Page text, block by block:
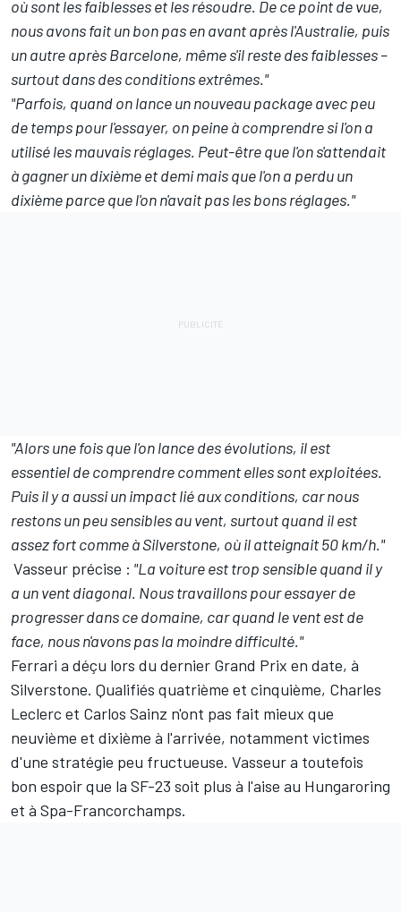
où sont les faiblesses et les résoudre. De ce point de vue,
nous avons fait un bon pas en avant après l'Australie, puis
un autre après Barcelone, même s'il reste des faiblesses –
surtout dans des conditions extrêmes."
"Parfois, quand on lance un nouveau package avec peu
de temps pour l'essayer, on peine à comprendre si l'on a
utilisé les mauvais réglages. Peut-être que l'on s'attendait
à gagner un dixième et demi mais que l'on a perdu un
dixième parce que l'on n'avait pas les bons réglages."
"Alors une fois que l'on lance des évolutions, il est
essentiel de comprendre comment elles sont exploitées.
Puis il y a aussi un impact lié aux conditions, car nous
restons un peu sensibles au vent, surtout quand il est
assez fort comme à Silverstone, où il atteignait 50 km/h."
Vasseur précise : "La voiture est trop sensible quand il y
a un vent diagonal. Nous travaillons pour essayer de
progresser dans ce domaine, car quand le vent est de
face, nous n'avons pas la moindre difficulté."
Ferrari a déçu lors du dernier Grand Prix en date, à
Silverstone. Qualifiés quatrième et cinquième, Charles
Leclerc et Carlos Sainz n'ont pas fait mieux que
neuvième et dixième à l'arrivée, notamment victimes
d'une stratégie peu fructueuse. Vasseur a toutefois
bon espoir que la SF-23 soit plus à l'aise au Hungaroring
et à Spa-Francorchamps.